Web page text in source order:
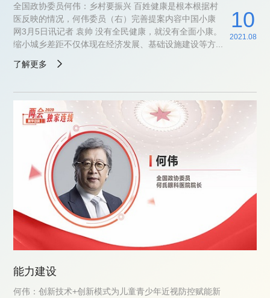
全国政协委员何伟：乡村要振兴 百姓健康是根本根据村
医反映的情况，何伟委员（右）完善提案内容中国小康
网3月5日讯记者 袁帅 没有全民健康，就没有全面小康。
缩小城乡差距不仅体现在经济发展、基础设施建设等方...
了解更多
10
2021.08
能力建设
何伟：创新技术+创新模式为儿童青少年近视防控赋能新